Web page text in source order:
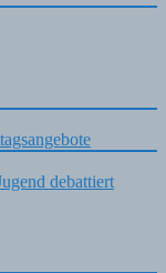
debattiert